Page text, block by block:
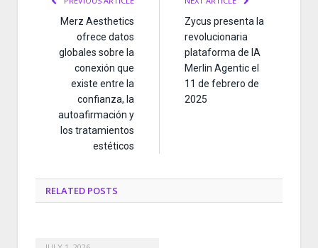
Merz Aesthetics
ofrece datos
globales sobre la
conexión que
existe entre la
confianza, la
autoafirmación y
los tratamientos
estéticos
Zycus presenta la
revolucionaria
plataforma de IA
Merlin Agentic el
11 de febrero de
2025
RELATED POSTS